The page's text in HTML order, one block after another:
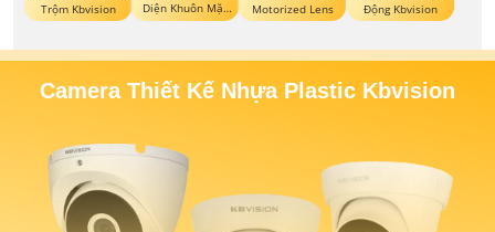
Trộm Kbvision
Diện Khuôn Mặt
Kbvision
Motorized Lens
Động Kbvision
Camera Thiết Kế Nhựa Plastic Kbvision